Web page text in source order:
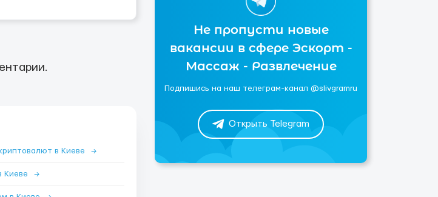
в Киеве →
Киеве →
Не пропусти новые
вакансии в сфере Эскорт -
Массаж - Развлечение
Подпишись на наш телеграм-канал @slivgramru
Открыть Telegram